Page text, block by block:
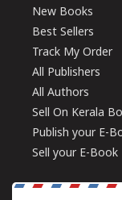
New Books
Best Sellers
Track My Order
All Publishers
All Authors
Sell On Kerala
Publish your E-
Sell your E-Book